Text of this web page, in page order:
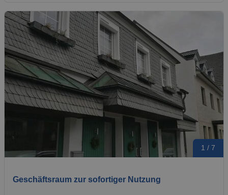
1 / 7
Geschäftsraum zur sofortiger Nutzung